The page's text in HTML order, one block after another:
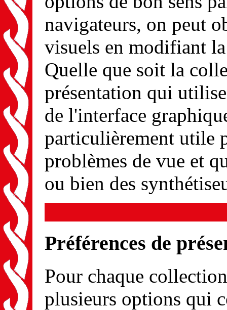
navigateurs, on peut
visuels en modifiant
Quelle que soit la
présentation qui
de l'interface
particulièrement utile
problèmes de vue et
ou bien des
Préférences de
Pour chaque
plusieurs options qui